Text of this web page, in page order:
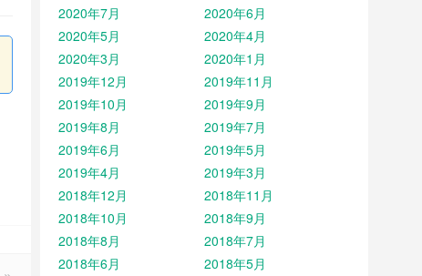
2020年7月
2020年6月
2020年5月
2020年4月
2020年3月
2020年1月
2019年12月
2019年11月
2019年10月
2019年9月
2019年8月
2019年7月
2019年6月
2019年5月
2019年4月
2019年3月
2018年12月
2018年11月
2018年10月
2018年9月
2018年8月
2018年7月
2018年6月
2018年5月